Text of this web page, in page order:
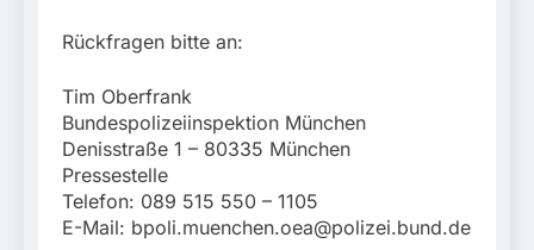
Rückfragen bitte an:
Tim Oberfrank
Bundespolizeiinspektion München
Denisstraße 1 – 80335 München
Pressestelle
Telefon: 089 515 550 – 1105
E-Mail: bpoli.muenchen.oea@polizei.bund.de